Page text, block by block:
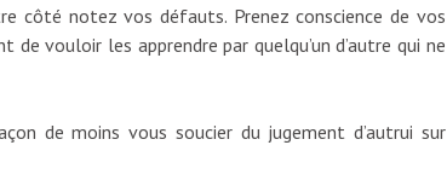
côté notez vos défauts. Prenez conscience de vos
vouloir les apprendre par quelqu’un d’autre qui ne
de moins vous soucier du jugement d’autrui sur